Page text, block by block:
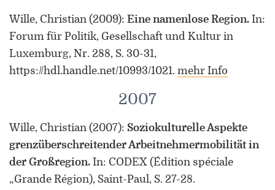
Wille, Christian (2009): Eine namenlose Region. In:
Forum für Politik, Gesellschaft und Kultur in
Luxemburg, Nr. 288, S. 30-31,
https://hdl.handle.net/10993/1021. mehr Info
2007
Wille, Christian (2007): Soziokulturelle Aspekte
grenzüberschreitender Arbeitnehmermobilität in
der Großregion. In: CODEX (Édition spéciale
„Grande Région), Saint-Paul, S. 27-28.